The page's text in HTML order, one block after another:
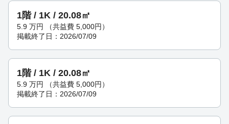
1階 / 1K / 20.08㎡
5.9 万円 （共益費 5,000円）
掲載終了日：2026/07/09
1階 / 1K / 20.08㎡
5.9 万円 （共益費 5,000円）
掲載終了日：2026/07/09